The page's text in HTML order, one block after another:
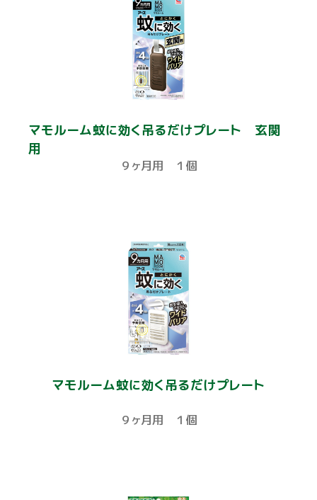
マモルーム蚊に効く吊るだけプレート 玄関
用
９ヶ月用 １個
マモルーム蚊に効く吊るだけプレート
９ヶ月用 １個